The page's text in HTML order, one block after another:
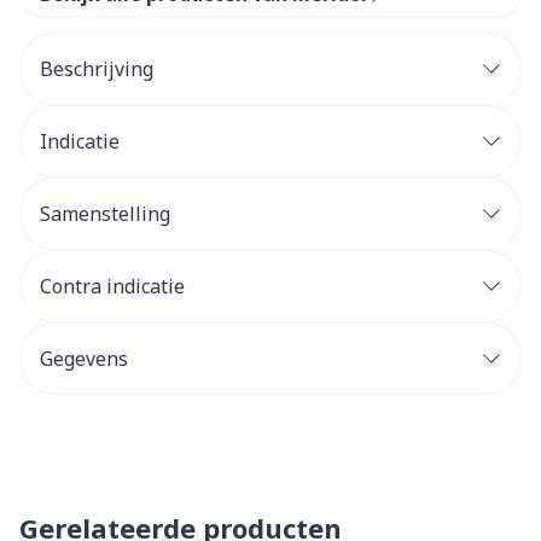
Beschrijving
Indicatie
Samenstelling
Contra indicatie
Gegevens
Gerelateerde producten